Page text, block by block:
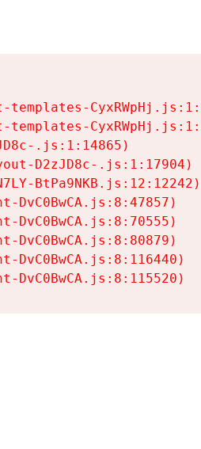
templates-
templates-
.js:1:14865)
D2zJD8c-.js:1:17904)
BtPa9NKB.js:12:12242)
DvC0BwCA.js:8:47857)
DvC0BwCA.js:8:70555)
DvC0BwCA.js:8:80879)
DvC0BwCA.js:8:116440)
DvC0BwCA.js:8:115520)